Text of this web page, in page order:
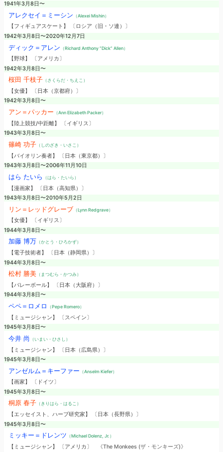
1941年3月8日〜
アレクセイ＝ミーシン （Alexei Mishin）
【フィギュアスケート】 〔ロシア（旧・ソ連）〕
1942年3月8日〜2020年12月7日
ディック＝アレン （Richard Anthony “Dick” Allen）
【野球】 〔アメリカ〕
1942年3月8日〜
桜田 千枝子（さくらだ・ちえこ）
【女優】 〔日本（京都府）〕
1942年3月8日〜
アン＝パッカー （Ann Elizabeth Packer）
【陸上競技/中距離】 〔イギリス〕
1943年3月8日〜
篠崎 功子（しのざき・いさこ）
【バイオリン奏者】 〔日本（東京都）〕
1943年3月8日〜2006年11月10日
はら たいら （はら・たいら）
【漫画家】 〔日本（高知県）〕
1943年3月8日〜2010年5月2日
リン＝レッドグレーブ （Lynn Redgrave）
【女優】 〔イギリス〕
1944年3月8日〜
加藤 博万 （かとう・ひろかず）
【電子技術者】 〔日本（静岡県）〕
1944年3月8日〜
松村 勝美（まつむら・かつみ）
【バレーボール】 〔日本（大阪府）〕
1944年3月8日〜
ペペ＝ロメロ （Pepe Romero）
【ミュージシャン】 〔スペイン〕
1945年3月8日〜
今井 尚 （いまい・ひさし）
【ミュージシャン】 〔日本（広島県）〕
1945年3月8日〜
アンゼルム＝キーファー （Anselm Kiefer）
【画家】 〔ドイツ〕
1945年3月8日〜
桐原 春子（きりはら・はるこ）
【エッセイスト、ハーブ研究家】 〔日本（長野県）〕
1945年3月8日〜
ミッキー＝ドレンツ （Michael Dolenz, Jr.）
【ミュージシャン】 〔アメリカ〕
《The Monkees (ザ・モンキーズ)》